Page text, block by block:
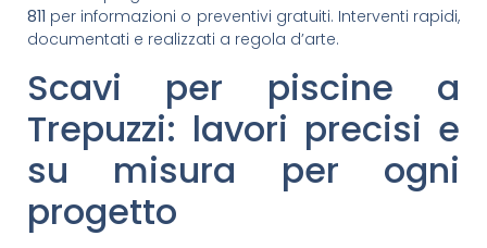
811 per informazioni o preventivi gratuiti. Interventi rapidi,
documentati e realizzati a regola d’arte.
Scavi per piscine a
Trepuzzi: lavori precisi e
su misura per ogni
progetto